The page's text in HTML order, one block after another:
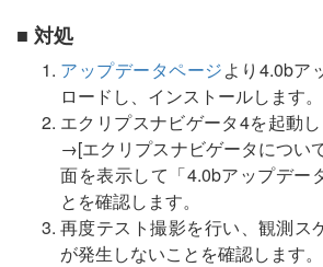
■ 対処
アップデータページより4.0bア
ロードし、インストールします。
エクリプスナビゲータ4を起動
→[エクリプスナビゲータについ
面を表示して「4.0bアップデー
とを確認します。
再度テスト撮影を行い、観測ス
が発生しないことを確認します。